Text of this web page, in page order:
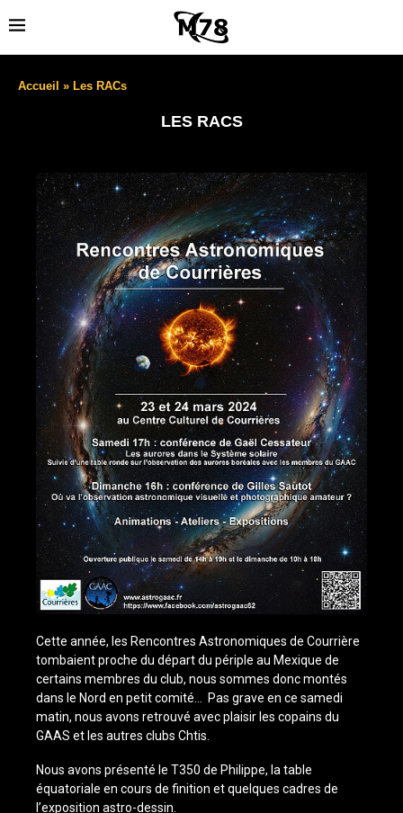
Accueil » Les RACs
LES RACS
Cette année, les Rencontres Astronomiques de Courrière
tombaient proche du départ du périple au Mexique de
certains membres du club, nous sommes donc montés
dans le Nord en petit comité… Pas grave en ce samedi
matin, nous avons retrouvé avec plaisir les copains du
GAAS et les autres clubs Chtis.
Nous avons présenté le T350 de Philippe, la table
équatoriale en cours de finition et quelques cadres de
l’exposition astro-dessin.